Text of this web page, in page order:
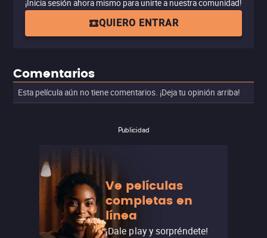
¡Inicia sesión ahora mismo para unirte a nuestra comunidad!
QUIERO ENTRAR
Comentarios
Esta película aún no tiene comentarios. ¡Deja tu opinión arriba!
Publicidad
Ve películas
completas en
línea
¡Dale play y sorpréndete!